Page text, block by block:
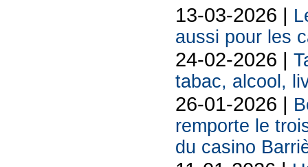
13-03-2026 |
aussi pour les
24-02-2026 |
tabac, alcool,
26-01-2026 |
remporte le
du casino